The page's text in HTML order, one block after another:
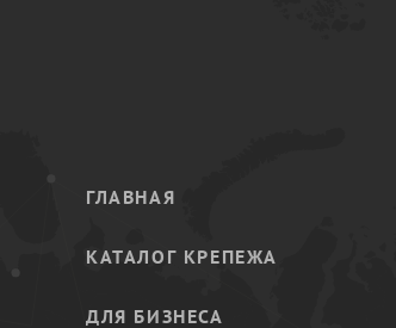
ГЛАВНАЯ
КАТАЛОГ КРЕПЕЖА
ДЛЯ БИЗНЕСА